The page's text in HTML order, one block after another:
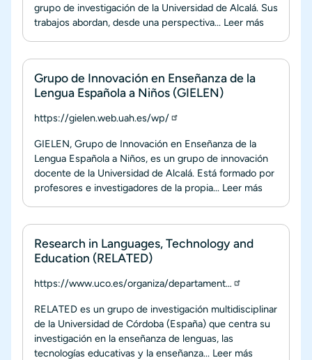
grupo de investigación de la Universidad de Alcalá. Sus
trabajos abordan, desde una perspectiva... Leer más
Grupo de Innovación en Enseñanza de la
Lengua Española a Niños (GIELEN)
https://gielen.web.uah.es/wp/
GIELEN, Grupo de Innovación en Enseñanza de la
Lengua Española a Niños, es un grupo de innovación
docente de la Universidad de Alcalá. Está formado por
profesores e investigadores de la propia... Leer más
Research in Languages, Technology and
Education (RELATED)
https://www.uco.es/organiza/departament…
RELATED es un grupo de investigación multidisciplinar
de la Universidad de Córdoba (España) que centra su
investigación en la enseñanza de lenguas, las
tecnologías educativas y la enseñanza... Leer más